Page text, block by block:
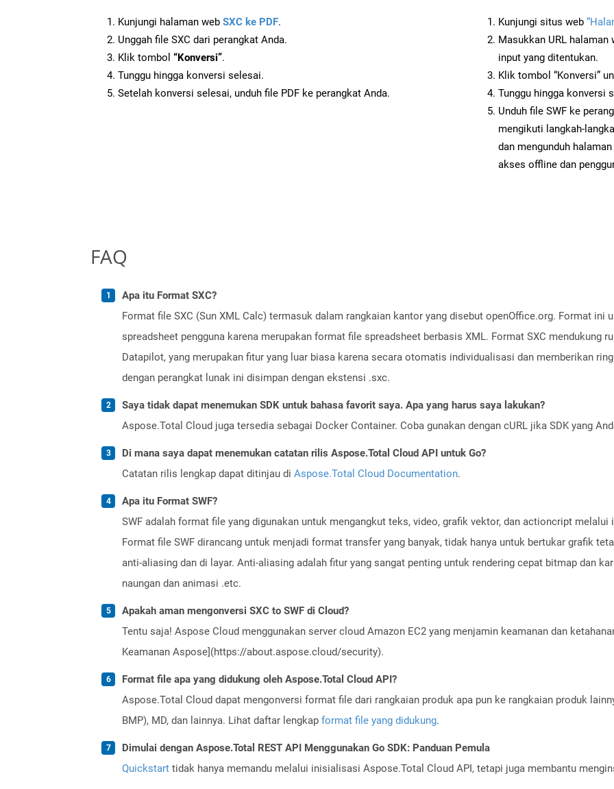
Kunjungi halaman web SXC ke PDF.
Unggah file SXC dari perangkat Anda.
Klik tombol “Konversi”.
Tunggu hingga konversi selesai.
Setelah konversi selesai, unduh file PDF ke perangkat Anda.
Kunjungi situs web
Masukkan URL
input yang ditentukan.
Klik tombol “Konversi”
Tunggu hingga konversi
Unduh file SWF ke
mengikuti langkah-
dan mengunduh
akses offline dan
FAQ
Apa itu Format SXC?
Format file SXC (Sun XML Calc) termasuk dalam rangkaian kantor yang disebut openOffice.org. Format ini
spreadsheet pengguna karena merupakan format file spreadsheet berbasis XML. Format SXC mendukung
Datapilot, yang merupakan fitur yang luar biasa karena secara otomatis individualisasi dan memberikan
dengan perangkat lunak ini disimpan dengan ekstensi .sxc.
Saya tidak dapat menemukan SDK untuk bahasa favorit saya. Apa yang harus saya lakukan?
Aspose.Total Cloud juga tersedia sebagai Docker Container. Coba gunakan dengan cURL jika SDK yang
Di mana saya dapat menemukan catatan rilis Aspose.Total Cloud API untuk Go?
Catatan rilis lengkap dapat ditinjau di Aspose.Total Cloud Documentation.
Apa itu Format SWF?
SWF adalah format file yang digunakan untuk mengangkut teks, video, grafik vektor, dan actioncript melalui
Format file SWF dirancang untuk menjadi format transfer yang banyak, tidak hanya untuk bertukar grafik
anti-aliasing dan di layar. Anti-aliasing adalah fitur yang sangat penting untuk rendering cepat bitmap dan
naungan dan animasi .etc.
Apakah aman mengonversi SXC to SWF di Cloud?
Tentu saja! Aspose Cloud menggunakan server cloud Amazon EC2 yang menjamin keamanan dan
Keamanan Aspose](https://about.aspose.cloud/security).
Format file apa yang didukung oleh Aspose.Total Cloud API?
Aspose.Total Cloud dapat mengonversi format file dari rangkaian produk apa pun ke rangkaian produk
BMP), MD, dan lainnya. Lihat daftar lengkap format file yang didukung.
Dimulai dengan Aspose.Total REST API Menggunakan Go SDK: Panduan Pemula
Quickstart tidak hanya memandu melalui inisialisasi Aspose.Total Cloud API, tetapi juga membantu